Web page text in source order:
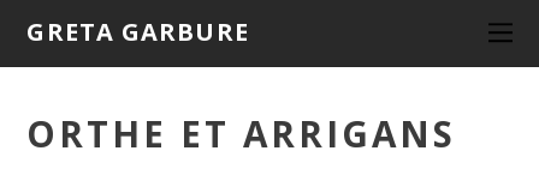
GRETA GARBURE
ORTHE ET ARRIGANS